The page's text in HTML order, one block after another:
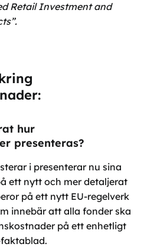
Retail Investment and
hur
presenteras?
i presenterar nu sina
ett nytt och mer detaljerat
på ett nytt EU-regelverk
innebär att alla fonder ska
på ett enhetligt